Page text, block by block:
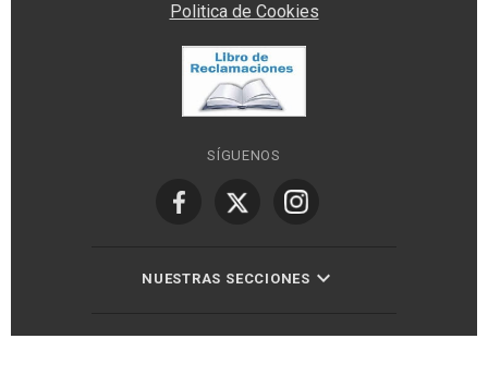
Politica de Cookies
SÍGUENOS
NUESTRAS SECCIONES